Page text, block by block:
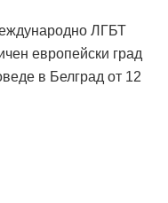
ЛГБТ
европейски град
в Белград от 12